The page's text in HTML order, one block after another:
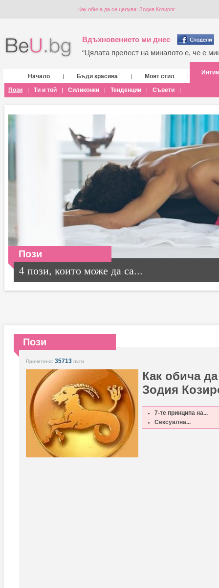
Как обича да се целува: Зодия Козирог
Вдъхновението ми днес
“Цялата прелест на миналото е, че е
Начало | Бъди красива | Моят стил |
Пози | Ти и той | Силиконки | Тенденции | Съвети |
Пози
4 пози, които може да са...
Пози
Прочетена: 35713 пъти
Как обича
Зодия
7-те принципа на...
Сексуална...